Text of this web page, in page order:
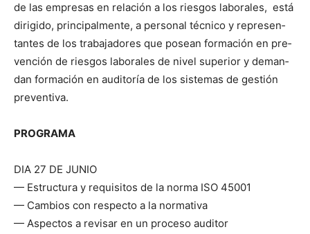
de las empre­sas en relación a los ries­gos lab­o­rales, está
dirigi­do, prin­ci­pal­mente, a per­son­al téc­ni­co y rep­re­sen­
tantes de los tra­ba­jadores que posean for­ma­ción en pre­
ven­ción de ries­gos lab­o­rales de niv­el supe­ri­or y deman­
dan for­ma­ción en audi­toría de los sis­temas de gestión
pre­ven­ti­va.
PROGRAMA
DIA 27 DE JUNIO
— Estruc­tura y req­ui­si­tos de la nor­ma ISO 45001
— Cam­bios con respec­to a la nor­ma­ti­va
— Aspec­tos a revis­ar en un pro­ce­so audi­tor